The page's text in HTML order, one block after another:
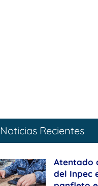
Noticias Recientes
Atentado
del Inpec